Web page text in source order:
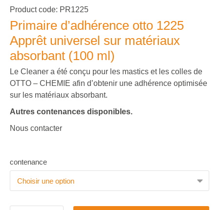
Product code: PR1225
Primaire d’adhérence otto 1225
Apprêt universel sur matériaux
absorbant (100 ml)
Le Cleaner a été conçu pour les mastics et les colles de
OTTO – CHEMIE afin d’obtenir une adhérence optimisée
sur les matériaux absorbant.
Autres contenances disponibles.
Nous contacter
contenance